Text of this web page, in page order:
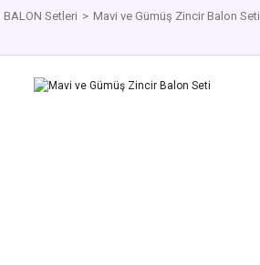
BALON Setleri Mavi ve Gümüş Zincir Balon Seti